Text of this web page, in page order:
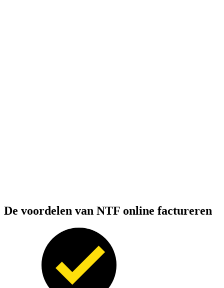
De voordelen van NTF online factureren